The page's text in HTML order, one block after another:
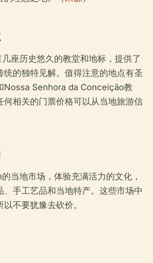
座历史悠久的教堂和地标，提供了
统的独特见解。值得注意的地点有圣
Nossa Senhora da Conceição教
何相关的门票价格可以从当地旅游信
当地市场，体验充满活力的文化，
、手工艺品和当地特产。这些市场中
不要犹豫去砍价。